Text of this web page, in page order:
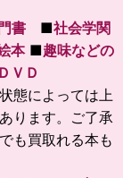
書 ■社会学関
本■趣味などの
ＶＤ
態によっては上
ります。ご了承
も買取れる本も